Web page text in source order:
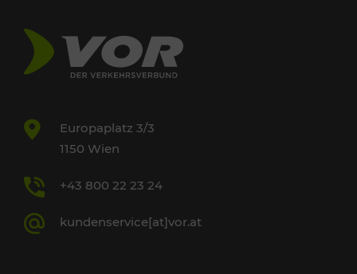
Europaplatz 3/3
1150 Wien
+43 800 22 23 24
kundenservice[at]vor.at